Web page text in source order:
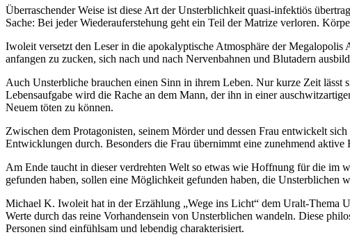
Überraschender Weise ist diese Art der Unsterblichkeit quasi-infektiös
Sache: Bei jeder Wiederauferstehung geht ein Teil der Matrize verloren.
Iwoleit versetzt den Leser in die apokalyptische Atmosphäre der Megalopolis
anfangen zu zucken, sich nach und nach Nervenbahnen und Blutadern
Auch Unsterbliche brauchen einen Sinn in ihrem Leben. Nur kurze Zeit lässt
Lebensaufgabe wird die Rache an dem Mann, der ihn in einer
Neuem töten zu können.
Zwischen dem Protagonisten, seinem Mörder und dessen Frau entwickelt
Entwicklungen durch. Besonders die Frau übernimmt eine zunehmend aktive
Am Ende taucht in dieser verdrehten Welt so etwas wie Hoffnung für die im
gefunden haben, sollen eine Möglichkeit gefunden haben, die
Michael K. Iwoleit hat in der Erzählung „Wege ins Licht“ dem Uralt-Thema
Werte durch das reine Vorhandensein von Unsterblichen wandeln. Diese
Personen sind einfühlsam und lebendig charakterisiert.